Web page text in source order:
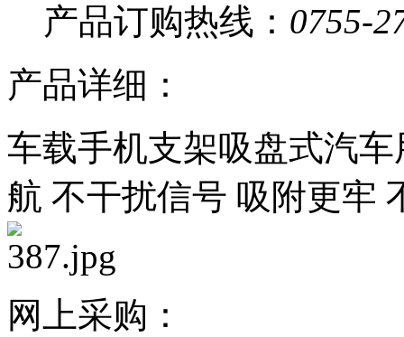
产品订购热线： 0755-
产品详细：
车载手机支架吸盘式汽
航 不干扰信号 吸附更牢
网上采购：